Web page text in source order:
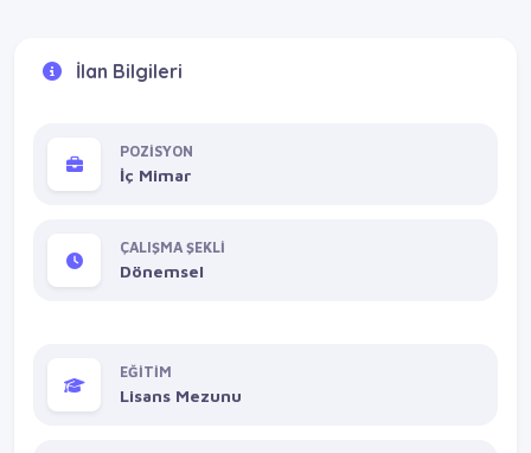
İlan Bilgileri
POZİSYON
İç Mimar
ÇALIŞMA ŞEKLİ
Dönemsel
EĞİTİM
Lisans Mezunu